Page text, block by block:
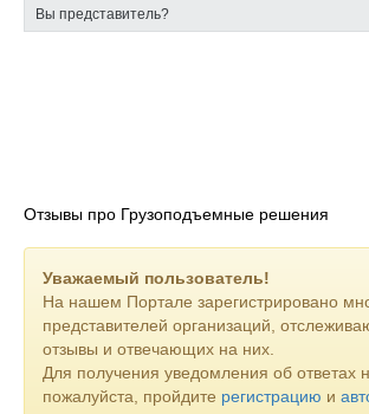
Вы представитель?
Отзывы про Грузоподъемные решения
Уважаемый пользователь!
На нашем Портале зарегистрировано
представителей организаций,
отзывы и отвечающих на них.
Для получения уведомления об ответах
пожалуйста, пройдите регистрацию и